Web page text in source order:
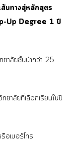
ส้นทางสู่หลักสูตร
Up Degree 1 ปี
าลัยชั้นนำกว่า 25
าลัยที่เลือกเรียนในปี
อเบอร์โทร